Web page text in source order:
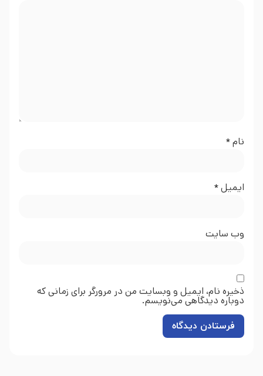
نام*
ایمیل*
وب‌ سایت
ذخیره نام، ایمیل و وبسایت من در مرورگر برای زمانی که
دوباره دیدگاهی می‌نویسم.